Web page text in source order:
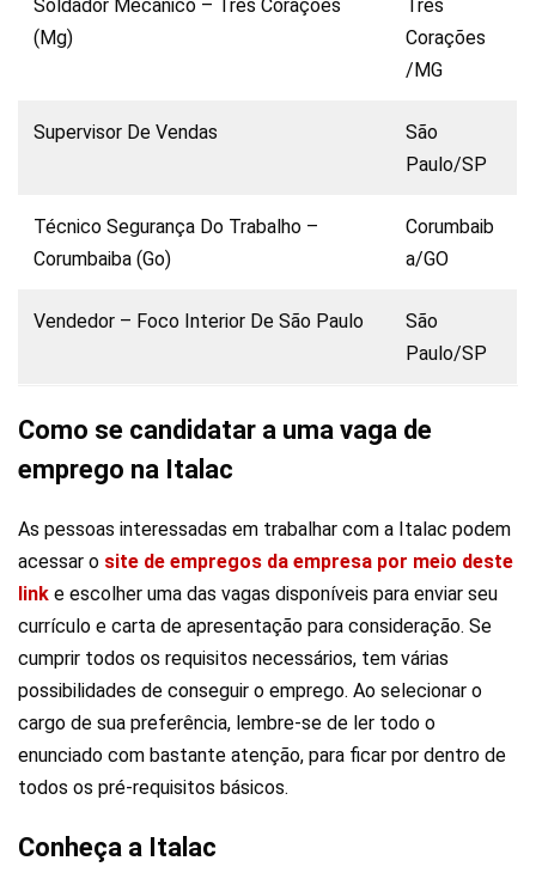
Soldador Mecânico – Três Corações
(Mg)
Três
Corações
/MG
Supervisor De Vendas
São
Paulo/SP
Técnico Segurança Do Trabalho –
Corumbaiba (Go)
Corumbaib
a/GO
Vendedor – Foco Interior De São Paulo
São
Paulo/SP
Como se candidatar a uma vaga de
emprego na Italac
As pessoas interessadas em trabalhar com a Italac podem
acessar o site de empregos da empresa por meio deste
link e escolher uma das vagas disponíveis para enviar seu
currículo e carta de apresentação para consideração. Se
cumprir todos os requisitos necessários, tem várias
possibilidades de conseguir o emprego. Ao selecionar o
cargo de sua preferência, lembre-se de ler todo o
enunciado com bastante atenção, para ficar por dentro de
todos os pré-requisitos básicos.
Conheça a Italac